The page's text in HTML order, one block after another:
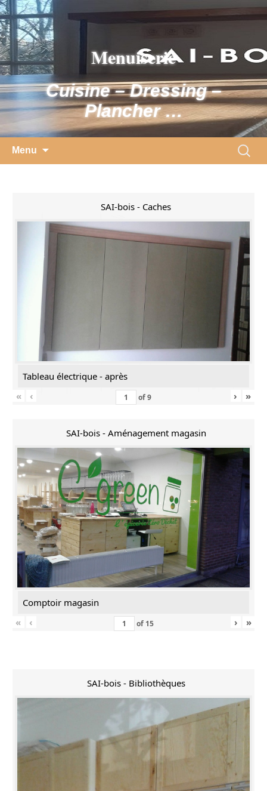
Skip
to
content
Menuiserie
Cuisine – Dressing –
Plancher …
Menu
Search
for:
SAI-bois - Caches
Tableau électrique - après
«
‹ of9 › »
SAI-bois - Aménagement magasin
Comptoir magasin
«
‹ of 15 › »
SAI-bois - Bibliothèques